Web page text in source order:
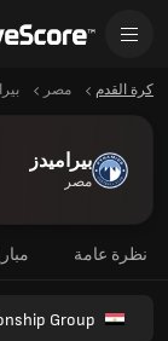
كرة القدم مصر
بيراميدز
مصر
نظرة عامة
Group